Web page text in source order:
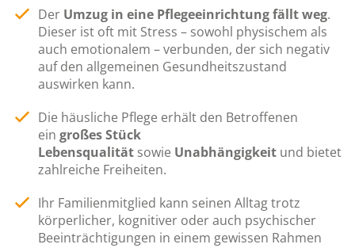
Der Umzug in eine Pflegeeinrichtung fällt weg.
Dieser ist oft mit Stress – sowohl physischem als
auch emotionalem – verbunden, der sich negativ
auf den allgemeinen Gesundheitszustand
auswirken kann.
Die häusliche Pflege erhält den Betroffenen
ein großes Stück
Lebensqualität sowie Unabhängigkeit und bietet
zahlreiche Freiheiten.
Ihr Familienmitglied kann seinen Alltag trotz
körperlicher, kognitiver oder auch psychischer
Beeinträchtigungen in einem gewissen Rahmen